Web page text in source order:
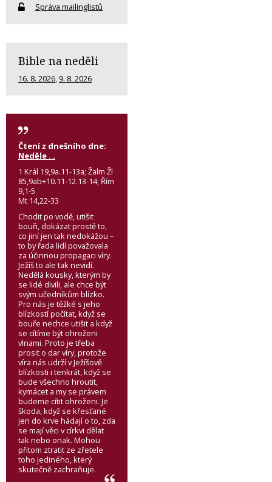
Správa mailinglistů
Bible na neděli
16. 8. 2026, 9. 8. 2026
Čtení z dnešního dne:
Neděle . .
1 Král 19,9a.11-13a; Žalm Žl
85,9ab+10.11-12.13-14; Řím
9,1-5
Mt 14,22-33
Chodit po vodě, utišit
bouři, dokázat prostě to,
co jiní jen tak nedokážou –
to by řada lidí považovala
za účinnou propagaci víry.
Ježíš to ale tak nevidí.
Nedělá kousky, kterým by
se lidé divili, ale chce být
svým učedníkům blízko.
Pro nás je těžké s jeho
blízkostí počítat, když se
bouře nechce utišit a když
se cítíme být ohroženi
vlnami. Proto je třeba
prosit o dar víry, protože
víra nás udrží v Ježíšově
blízkosti i tenkrát, když se
bude všechno hroutit,
kymácet a my se právem
budeme cítit ohroženi. Je
škoda, když se křesťané
jen do krve hádají o to, zda
se mají věci v církvi dělat
tak nebo onak. Mohou
přitom ztratit ze zřetele
toho jediného, který
skutečně zachraňuje.